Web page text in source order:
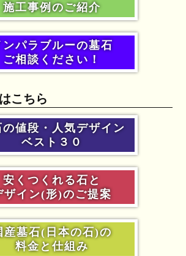
施工事例のご紹介
ンパラブルーの墓石
ご相談ください！
こちら
の値段・人気デザイン
ベスト３０
安くつくれる石と
ザイン(形)のご提案
産墓石(日本の石)の
料金と仕組み